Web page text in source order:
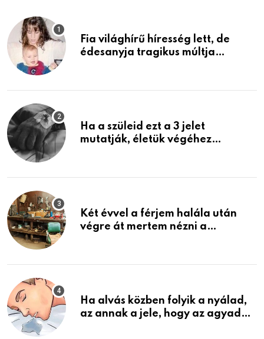
Fia világhírű híresség lett, de
édesanyja tragikus múltja
Ha a szüleid ezt a 3 jelet
mutatják, életük végéhez
Két évvel a férjem halála után
végre át mertem nézni a
életemet
Ha alvás közben folyik a nyálad,
az annak a jele, hogy az agyad…